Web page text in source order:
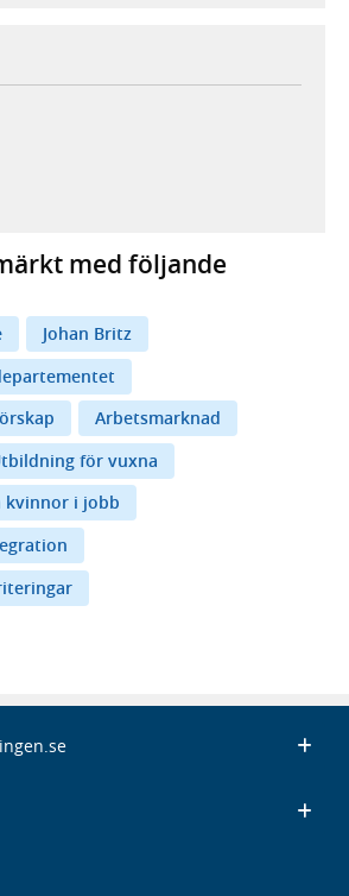
i ny flik, extern webbplats,
flik, extern webbplats,
i ny flik, extern webbplats,
din e-postklient,
med följande
Johan Britz
Arbetsmarknad
för vuxna
kvinnor i jobb